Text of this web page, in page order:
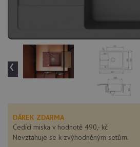
‹
DÁREK ZDARMA
Cedící miska v hodnotě 490,- kč
Nevztahuje se k zvýhodněným setům.